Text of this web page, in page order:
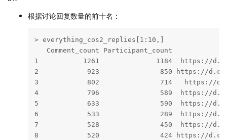
根据讨论回复数量的前十名：
> everything_cos2_replies[1:10,]
Comment_count Participant_count
1           1261              1184  https://
2            923               850 https://
3            802               714   https://
4            796               589  https://
5            633               590  https://
6            533               289  https://
7            528               450  https://
8            520               424 https://